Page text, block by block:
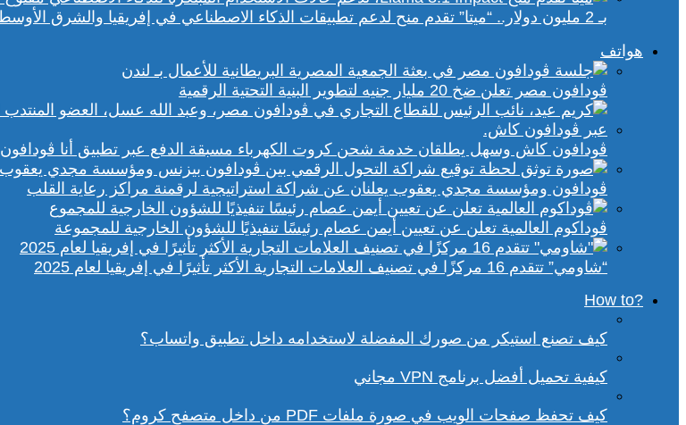
بـ 2 مليون دولار.. “ميتا” تقدم منح لدعم تطبيقات الذكاء الاصطناعي في إفريقيا والشرق الأوسط
هواتف
ڤودافون مصر تعلن ضخ 20 مليار جنيه لتطوير البنية التحتية الرقمية
ڤودافون كاش وسهل يطلقان خدمة شحن كروت الكهرباء مسبقة الدفع عبر تطبيق أنا ڤودافون
ڤودافون ومؤسسة مجدي يعقوب يعلنان عن شراكة استراتيجية لرقمنة مراكز رعاية القلب
ڤوداكوم العالمية تعلن عن تعيين أيمن عصام رئيسًا تنفيذيًا للشؤون الخارجية للمجموعة
“شاومي” تتقدم 16 مركزًا في تصنيف العلامات التجارية الأكثر تأثيرًا في إفريقيا لعام 2025
?How to
كيف تصنع استيكر من صورك المفضلة لاستخدامه داخل تطبيق واتساب؟
كيفية تحميل أفضل برنامج VPN مجاني
كيف تحفظ صفحات الويب في صورة ملفات PDF من داخل متصفح كروم؟